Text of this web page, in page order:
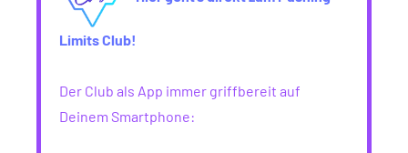
Limits Club!
Der Club als App immer griffbereit auf
Deinem Smartphone: